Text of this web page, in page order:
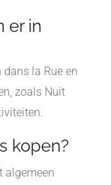
er in
la Rue en
zoals Nuit
kopen?
algemeen